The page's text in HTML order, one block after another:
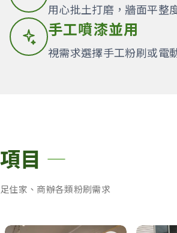
用心批土打磨，牆面平整
手工噴漆並用
視需求選擇手工粉刷或電
目
住家、商辦各類粉刷需求